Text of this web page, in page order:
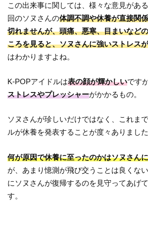
この出来事に関しては、様々な意見があ
回のソヌさんの体調不調や休養が直接関
切れませんが、頭痛、悪寒、目まいなど
ころを見ると、ソヌさんに強いストレス
はわかりますよね。
K-POPアイドルは表の顔が輝かしいです
ストレスやプレッシャーがかかるもの。
ソヌさんが珍しいだけではなく、これま
ルが休養を発表することが度々ありました
何が原因で休養に至ったのかはソヌさん
が、あまり憶測が飛び交うことは良くな
にソヌさんが復帰するのを見守ってあげ
す。